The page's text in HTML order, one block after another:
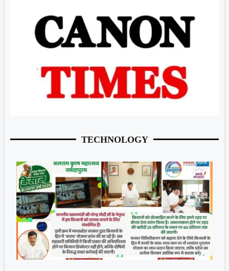
TECHNOLOGY